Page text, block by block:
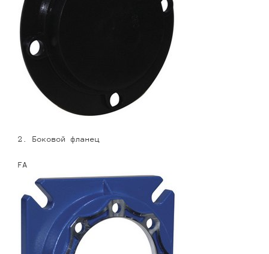
2. Боковой фланец
FA